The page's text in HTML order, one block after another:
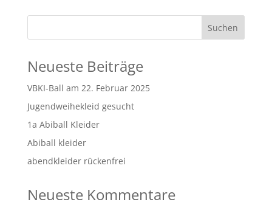
Neueste Beiträge
VBKI-Ball am 22. Februar 2025
Jugendweihekleid gesucht
1a Abiball Kleider
Abiball kleider
abendkleider rückenfrei
Neueste Kommentare